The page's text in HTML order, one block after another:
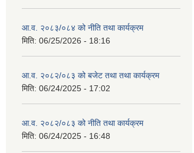
आ.व. २०८३/०८४ को नीति तथा कार्यक्रम
मिति: 06/25/2026 - 18:16
आ.व. २०८२/०८३ को बजेट तथा तथा कार्यक्रम
मिति: 06/24/2025 - 17:02
आ.व. २०८२/०८३ को नीति तथा कार्यक्रम
मिति: 06/24/2025 - 16:48